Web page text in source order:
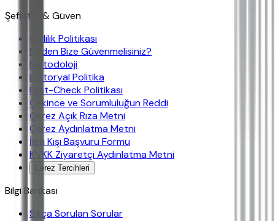
Şeffaflık & Güven
Gizlilik Politikası
Neden Bize Güvenmelisiniz?
Metodoloji
Editoryal Politika
Fast-Check Politikası
Çekince ve Sorumluluğun Reddi
Çerez Açık Rıza Metni
Çerez Aydınlatma Metni
İlgili Kişi Başvuru Formu
KVKK Ziyaretçi Aydınlatma Metni
Çerez Tercihleri
Bilgi Bankası
Sıkça Sorulan Sorular